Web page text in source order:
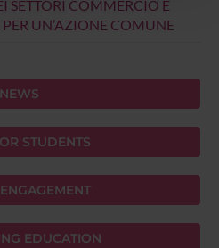
fornito loro o che hanno
loro servizi.
SETTORI COMMERCIO E
UN’AZIONE COMUNE
NEWS
STUDENTS
EDUCATION